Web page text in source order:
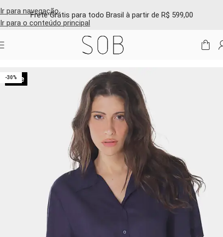
Ir para navegação
Ir para o conteúdo principal
Frete Grátis para todo Brasil à partir de R$ 599,00
Início Blusas e camisas
-30%
Sale